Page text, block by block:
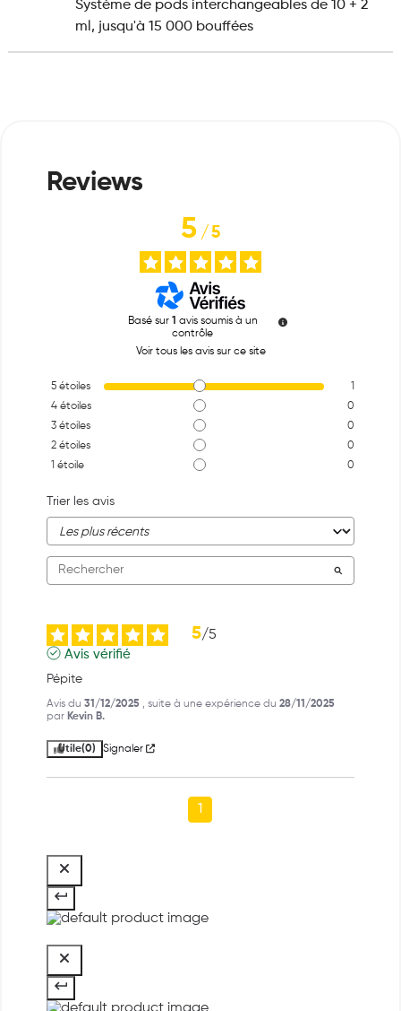
Système de pods interchangeables de 10 + 2
ml, jusqu'à 15 000 bouffées
5/5
Basé sur 1 avis soumis à un
contrôle
Voir tous les avis sur ce site
5 étoiles
1
4 étoiles
0
3 étoiles
0
2 étoiles
0
1 étoile 0
Trier les avis
5/5
Avis vérifié
Pépite
Avis du 31/12/2025 , suite à une expérience du 28/11/2025
par Kevin B.
Utile(0) Signaler
1